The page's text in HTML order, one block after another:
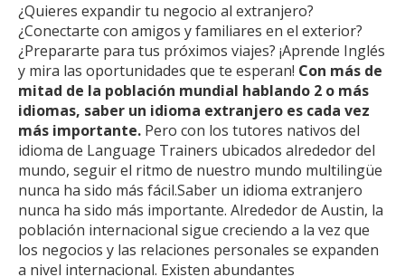
¿Quieres expandir tu negocio al extranjero?
¿Conectarte con amigos y familiares en el exterior?
¿Prepararte para tus próximos viajes? ¡Aprende Inglés
y mira las oportunidades que te esperan! Con más de
mitad de la población mundial hablando 2 o más
idiomas, saber un idioma extranjero es cada vez
más importante. Pero con los tutores nativos del
idioma de Language Trainers ubicados alrededor del
mundo, seguir el ritmo de nuestro mundo multilingüe
nunca ha sido más fácil.Saber un idioma extranjero
nunca ha sido más importante. Alrededor de Austin, la
población internacional sigue creciendo a la vez que
los negocios y las relaciones personales se expanden
a nivel internacional. Existen abundantes